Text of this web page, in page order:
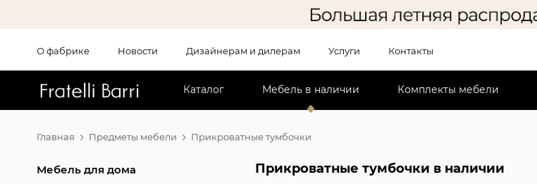
О фабрике Новости Дизайнерам и дилерам Услуги Контакты
Каталог Мебель в наличии Комплекты мебели
Главная Предметы мебели Прикроватные тумбочки
Мебель для дома Прикроватные тумбочки в наличии